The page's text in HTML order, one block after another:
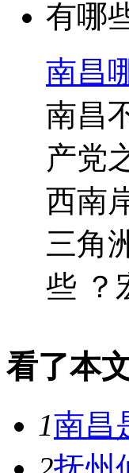
南昌
南昌
产党
西南
三角
些 ？
看了本
1南昌